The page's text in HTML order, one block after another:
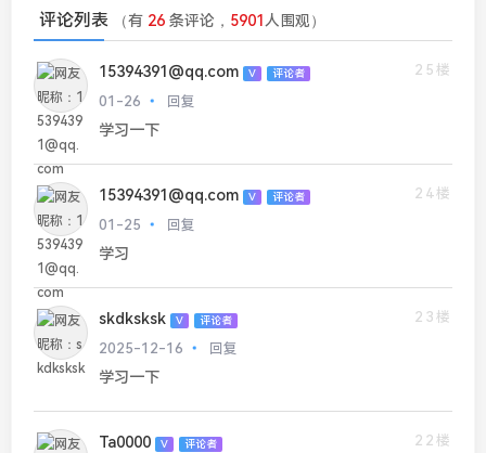
评论列表 （有 26 条评论， 5901人围观）
15394391@qq.com V 评论者
25楼
01-26
回复
学习一下
15394391@qq.com V 评论者
24楼
01-25
回复
学习
skdksksk V 评论者
23楼
2025-12-16
回复
学习一下
Ta0000 V 评论者
22楼